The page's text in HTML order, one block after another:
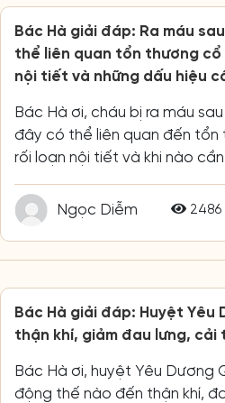
Bác Hà giải đáp: Ra máu
thể liên quan tổn thương
nội tiết và những dấu hiệu
Bác Hà ơi, cháu bị ra máu sau
đây có thể liên quan đến tổn
rối loạn nội tiết và khi nào
Ngọc Diễm
Bác Hà giải đáp: Huyệt Yêu
thận khí, giảm đau lưng, cải
Bác Hà ơi, huyệt Yêu
động thế nào đến thận khí,